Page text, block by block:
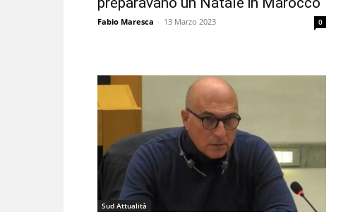
Fabio Maresca - 13 Marzo 2023 0
Sud Attualità